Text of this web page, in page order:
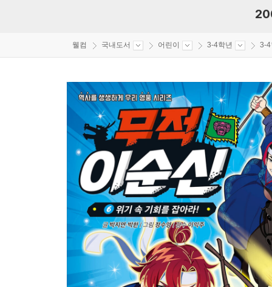
웰컴 국내도서 어린이 3-4학년 3-4